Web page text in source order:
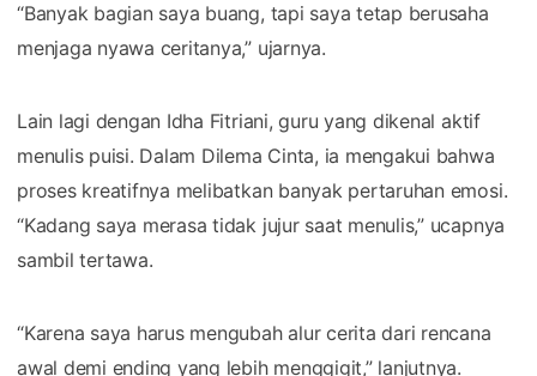
“Banyak bagian saya buang, tapi saya tetap berusaha
menjaga nyawa ceritanya,” ujarnya.
Lain lagi dengan Idha Fitriani, guru yang dikenal aktif
menulis puisi. Dalam Dilema Cinta, ia mengakui bahwa
proses kreatifnya melibatkan banyak pertaruhan emosi.
“Kadang saya merasa tidak jujur saat menulis,” ucapnya
sambil tertawa.
“Karena saya harus mengubah alur cerita dari rencana
awal demi ending yang lebih menggigit,” lanjutnya.